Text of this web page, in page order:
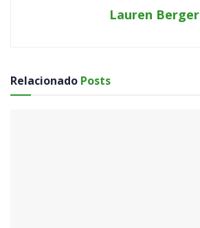
Lauren Berger
Relacionado Posts